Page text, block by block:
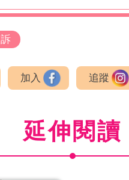
加入 追蹤
延伸閱讀